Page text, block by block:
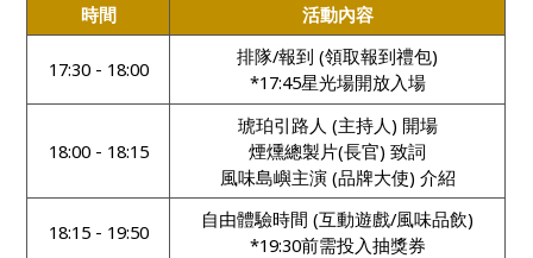
時間
活動內容
17:30 - 18:00
排隊/報到 (領取報到禮包)
*17:45星光場開放入場
18:00 - 18:15
琥珀引路人 (主持人) 開場
煙燻總製片(長官) 致詞
風味島嶼主演 (品牌大使) 介紹
18:15 - 19:50
自由體驗時間 (互動遊戲/風味品飲)
*19:30前需投入抽獎券